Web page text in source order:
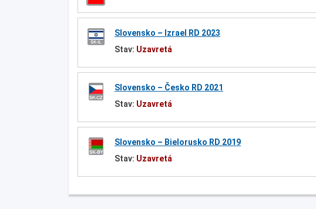
Slovensko – Izrael RD 2023
Stav: Uzavretá
Slovensko – Česko RD 2021
Stav: Uzavretá
Slovensko – Bielorusko RD 2019
Stav: Uzavretá